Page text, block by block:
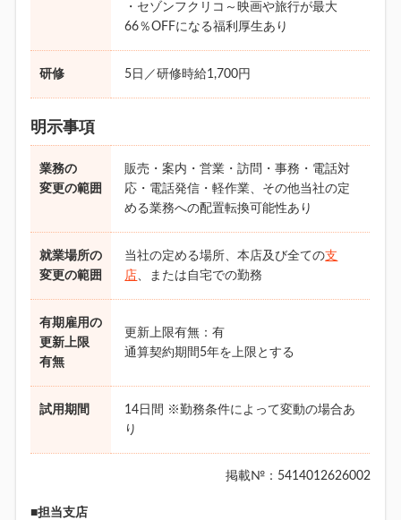
・セゾンフクリコ～映画や旅行が最大
66％OFFになる福利厚生あり
研修 5日／研修時給1,700円
明示事項
業務の
変更の範囲
販売・案内・営業・訪問・事務・電話対
応・電話発信・軽作業、その他当社の定
める業務への配置転換可能性あり
就業場所の
変更の範囲
当社の定める場所、本店及び全ての支
店、または自宅での勤務
有期雇用の
更新上限
有無
更新上限有無：有
通算契約期間5年を上限とする
試用期間
14日間 ※勤務条件によって変動の場合あ
り
掲載№：5414012626002
■担当支店